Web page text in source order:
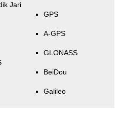
Jari
GPS
A-GPS
GLONASS
BeiDou
Galileo